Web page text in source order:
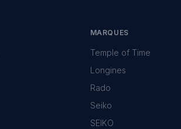
MARQUES
Temple of Time
Longines
Rado
Seiko
SEIKO